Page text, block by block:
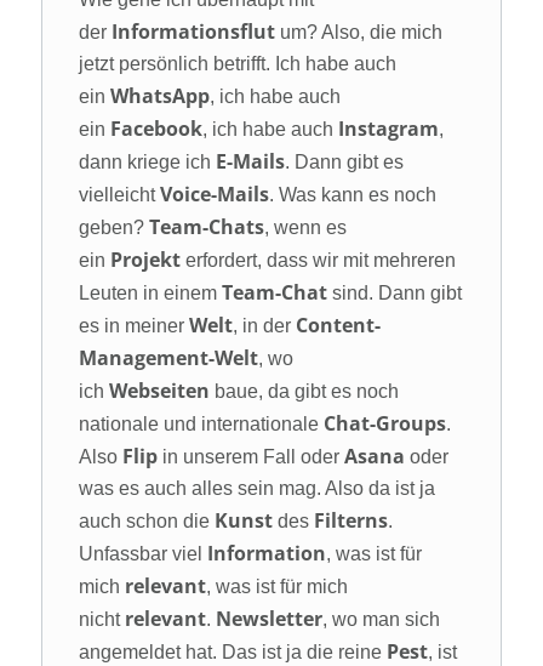
der Informationsflutum? Also, die mich
jetzt persönlich betrifft. Ich habe auch
ein WhatsApp, ich habe auch
ein Facebook, ich habe auch Instagram,
dann kriege ich E-Mails. Dann gibt es
vielleichtVoice-Mails. Was kann es noch
geben? Team-Chats, wenn es
ein Projekterfordert, dass wir mit mehreren
Leuten in einem Team-Chatsind. Dann gibt
es in meiner Welt, in der Content-
Management-Welt, wo
ich Webseiten baue, da gibt es noch
nationale und internationale Chat-Groups.
Also Flipin unserem Fall oder Asana oder
was es auch alles sein mag. Also da ist ja
auch schon die Kunstdes Filterns.
Unfassbar viel Information, was ist für
mich relevant, was ist für mich
nicht relevant. Newsletter, wo man sich
angemeldet hat. Das ist ja die reine Pest, ist